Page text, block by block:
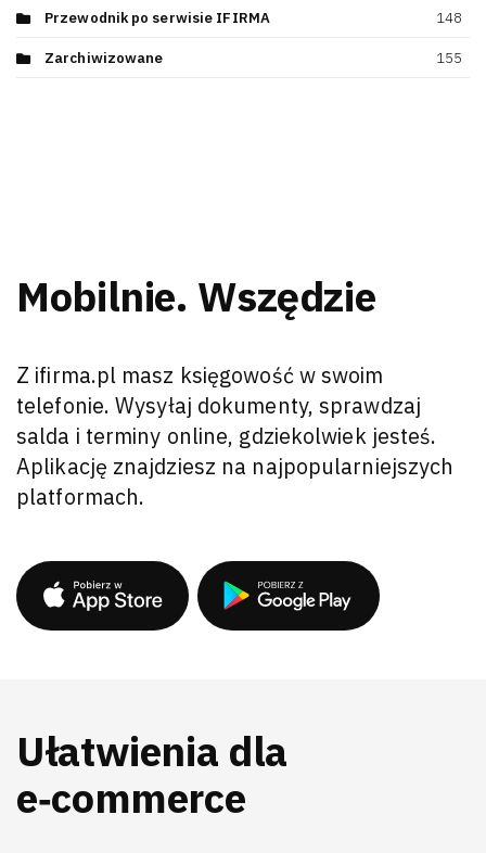
Przewodnik po serwisie IFIRMA 148
Zarchiwizowane 155
Mobilnie. Wszędzie
Z ifirma.pl masz księgowość w swoim
telefonie. Wysyłaj dokumenty, sprawdzaj
salda i terminy online, gdziekolwiek jesteś.
Aplikację znajdziesz na najpopularniejszych
platformach.
Ułatwienia dla
e‑commerce